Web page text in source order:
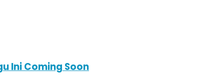
Ini Coming Soon